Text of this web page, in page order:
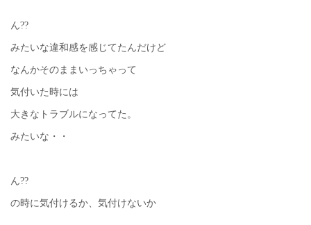
ん??
みたいな違和感を感じてたんだけど
なんかそのままいっちゃって
気付いた時には
大きなトラブルになってた。
みたいな・・
ん??
の時に気付けるか、気付けないか